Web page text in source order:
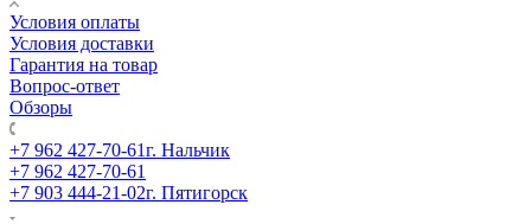
Условия оплаты
Условия доставки
Гарантия на товар
Вопрос-ответ
Обзоры
+7 962 427-70-61г. Нальчик
+7 962 427-70-61
+7 903 444-21-02г. Пятигорск